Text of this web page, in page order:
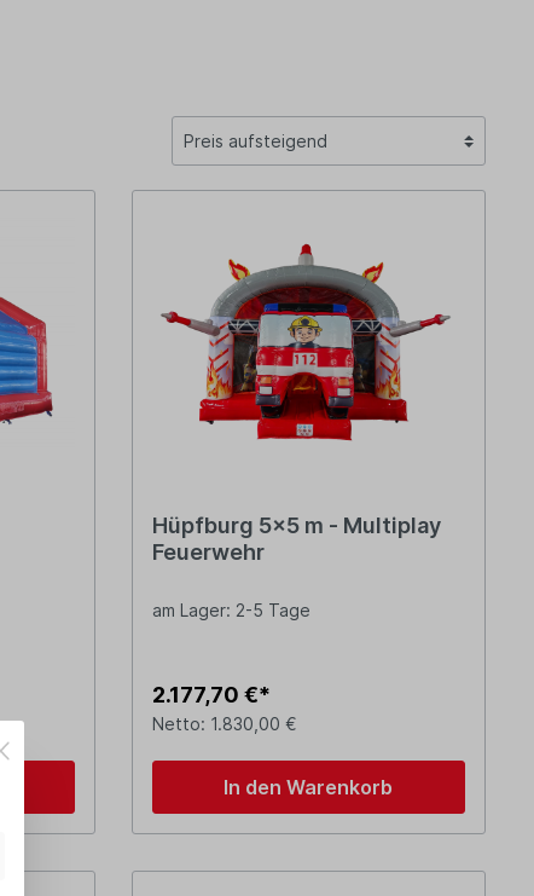
Hüpfburg 5x5 m - Multiplay
Feuerwehr
am Lager: 2-5 Tage
2.177,70 €*
Netto: 1.830,00 €
In den Warenkorb